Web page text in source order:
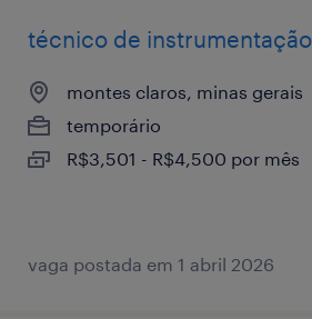
técnico de
montes claros, minas gerais
temporário
R$3,501 - R$4,500 por mês
vaga postada em 1 abril 2026